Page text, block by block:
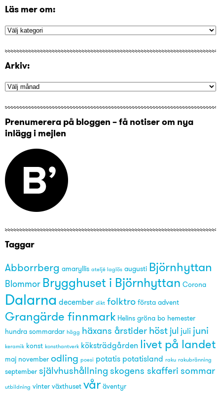
Läs mer om:
Arkiv:
Prenumerera på bloggen – få notiser om nya
inlägg i mejlen
Taggar
Abborrberg amaryllis ateljé laglös augusti Björnhyttan
Blommor Brygghuset i Björnhyttan Corona
Dalarna december dikt folktro första advent
Grangärde finnmark Helins gröna bo hemester
hundra sommardar hägg häxans årstider höst jul juli juni
keramik konst konsthantverk köksträdgården livet på landet
maj november odling poesi potatis potatisland raku rakubränning
september självhushållning skogens skafferi sommar
utbildning vinter växthuset vår äventyr